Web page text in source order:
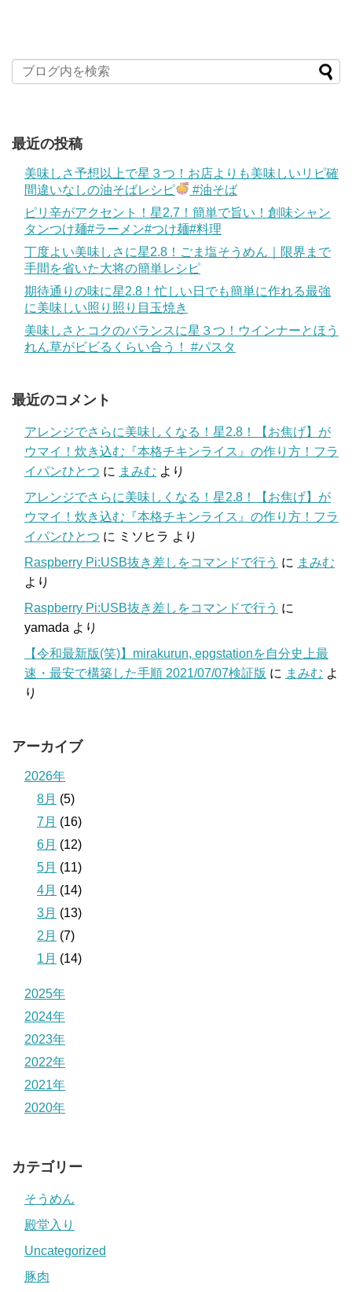
最近の投稿
美味しさ予想以上で星３つ！お店よりも美味しいリピ確
間違いなしの油そばレシピ
#油そば
ピリ辛がアクセント！星2.7！簡単で旨い！創味シャン
タンつけ麺#ラーメン#つけ麺#料理
丁度よい美味しさに星2.8！ごま塩そうめん｜限界まで
手間を省いた大将の簡単レシピ
期待通りの味に星2.8！忙しい日でも簡単に作れる最強
に美味しい照り照り目玉焼き
美味しさとコクのバランスに星３つ！ウインナーとほう
れん草がビビるくらい合う！ #パスタ
最近のコメント
アレンジでさらに美味しくなる！星2.8！【お焦げ】が
ウマイ！炊き込む『本格チキンライス』の作り方！フラ
イパンひとつ に まみむ より
アレンジでさらに美味しくなる！星2.8！【お焦げ】が
ウマイ！炊き込む『本格チキンライス』の作り方！フラ
イパンひとつ に ミソヒラ より
Raspberry Pi:USB抜き差しをコマンドで行う に まみむ
より
Raspberry Pi:USB抜き差しをコマンドで行う に
yamada より
【令和最新版(笑)】mirakurun, epgstationを自分史上最
速・最安で構築した手順 2021/07/07検証版 に まみむ よ
り
アーカイブ
2026年
8月 (5)
7月 (16)
6月 (12)
5月 (11)
4月 (14)
3月 (13)
2月 (7)
1月 (14)
2025年
2024年
2023年
2022年
2021年
2020年
カテゴリー
そうめん
殿堂入り
Uncategorized
豚肉